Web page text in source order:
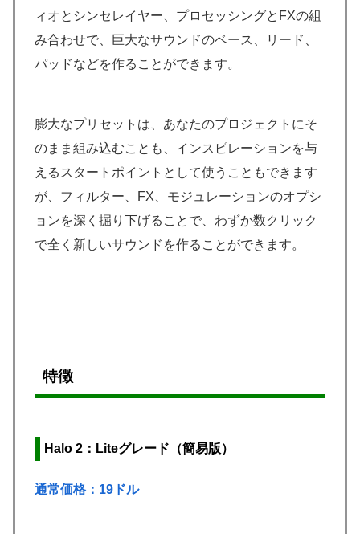
ィオとシンセレイヤー、プロセッシングとFXの組
み合わせで、巨大なサウンドのベース、リード、
パッドなどを作ることができます。
膨大なプリセットは、あなたのプロジェクトにそ
のまま組み込むことも、インスピレーションを与
えるスタートポイントとして使うこともできます
が、フィルター、FX、モジュレーションのオプシ
ョンを深く掘り下げることで、わずか数クリック
で全く新しいサウンドを作ることができます。
特徴
Halo 2：Liteグレード（簡易版）
通常価格：19ドル